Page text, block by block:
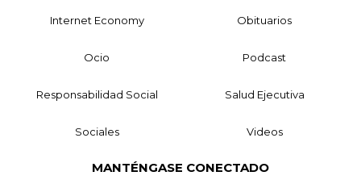
Internet Economy Obituarios
Ocio Podcast
Responsabilidad Social Salud Ejecutiva
Sociales Videos
MANTÉNGASE CONECTADO